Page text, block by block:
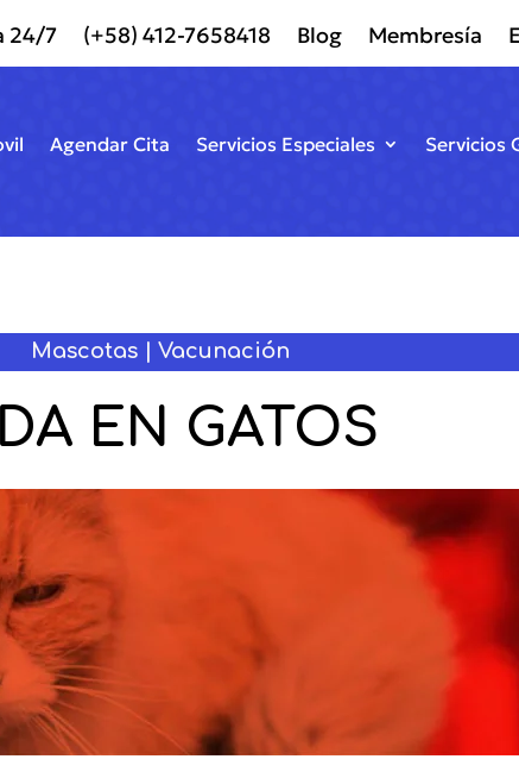
24/7 (+58) 412-7658418 Blog Membresía
Agendar Cita Servicios Especiales Servicios
Mascotas | Vacunación
EN GATOS